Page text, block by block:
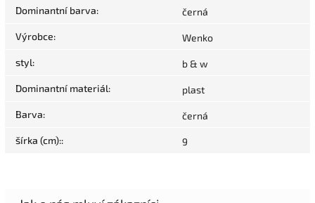
Dominantní barva: černá
Výrobce: Wenko
styl: b & w
Dominantní materiál: plast
Barva: černá
šírka (cm):: 9